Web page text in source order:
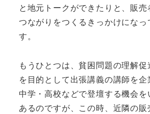
と地元トークができたりと、販
つながりをつくるきっかけになっ
す。
もうひとつは、貧困問題の理解
を目的として出張講義の講師を企
中学・高校などで登壇する機会
あるのですが、この時、近隣の